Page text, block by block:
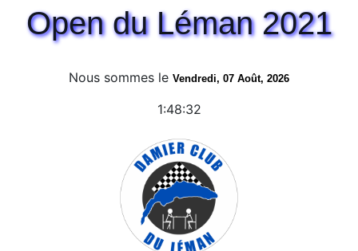
Open du Léman 2021
Nous sommes le Vendredi, 07 Août, 2026
1:48:32